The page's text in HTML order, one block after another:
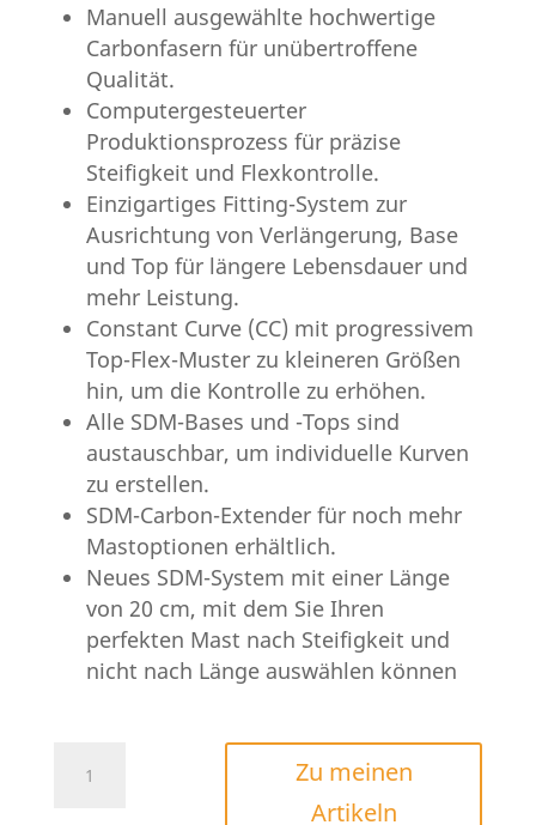
Manuell ausgewählte hochwertige
Carbonfasern für unübertroffene
Qualität.
Computergesteuerter
Produktionsprozess für präzise
Steifigkeit und Flexkontrolle.
Einzigartiges Fitting-System zur
Ausrichtung von Verlängerung, Base
und Top für längere Lebensdauer und
mehr Leistung.
Constant Curve (CC) mit progressivem
Top-Flex-Muster zu kleineren Größen
hin, um die Kontrolle zu erhöhen.
Alle SDM-Bases und -Tops sind
austauschbar, um individuelle Kurven
zu erstellen.
SDM-Carbon-Extender für noch mehr
Mastoptionen erhältlich.
Neues SDM-System mit einer Länge
von 20 cm, mit dem Sie Ihren
perfekten Mast nach Steifigkeit und
nicht nach Länge auswählen können
SDM
Zu meinen
Artikeln